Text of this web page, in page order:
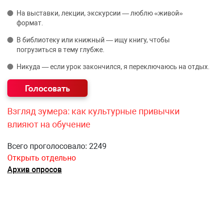
На выставки, лекции, экскурсии — люблю «живой»
формат.
В библиотеку или книжный — ищу книгу, чтобы
погрузиться в тему глубже.
Никуда — если урок закончился, я переключаюсь на отдых.
Взгляд зумера: как культурные привычки
влияют на обучение
Всего проголосовало: 2249
Открыть отдельно
Архив опросов